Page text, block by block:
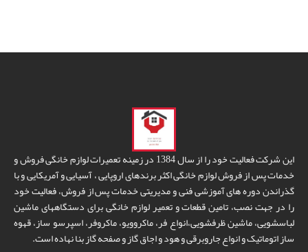
این شرکت فعالیت خود را از سال 1384 در زمینه تعمیرات لوازم خانگی فروش و
خدمات پس از فروش لوازم خانگی اکثر برندهای اروپایی ، آسیایی و آمریکایی و با
گذراندن دوره های آموزشی فنی و مدیریتی خدمات پس از فروش، فعالیت خود
را در جهت نصب، تامین قطعات و تعمیر لوازم خانگی برای دستگاههای ماشین
لباسشویی، ماشین ظرفشویی،انواع فر، ماکروویو، ماکروفر، اسپرسو ساز، قهوه
ساز اتوماتیک و انواع جاروبرقی و هود و اجاق گاز و صفحه گاز بنا نهاده است.